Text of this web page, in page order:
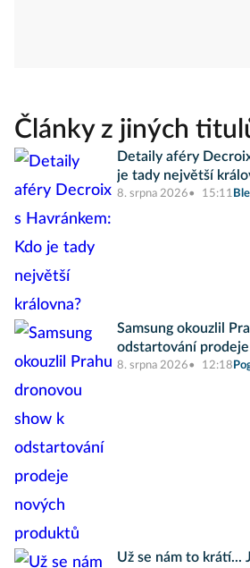
Články z jiných
Detaily aféry
je tady největší
8. srpna 2026 15:11
Samsung okouzlil
odstartování
8. srpna 2026 12:18
Už se nám to krátí...